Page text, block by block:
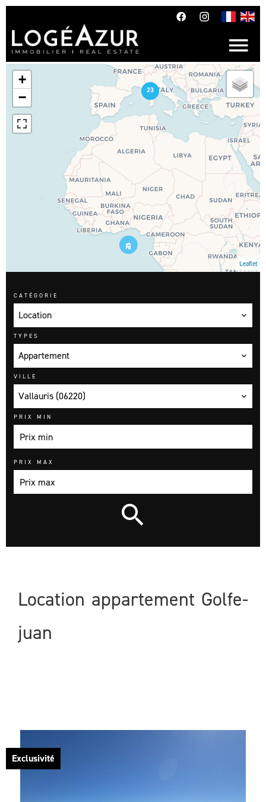
23
+
−
Leaflet
CATÉGORIE
Location
TYPES
Appartement
VILLE
Vallauris (06220)
PRIX MIN
PRIX MAX
Location appartement Golfe-
juan
Exclusivité